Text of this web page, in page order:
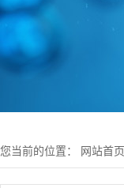
您当前的位置： 网站首页